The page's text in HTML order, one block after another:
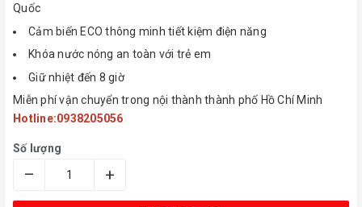
Quốc
Cảm biến ECO thông minh tiết kiệm điện năng
Khóa nước nóng an toàn với trẻ em
Giữ nhiệt đến 8 giờ
Miễn phí vận chuyển trong nội thành thành phố Hồ Chí Minh
Hotline:0938205056
Số lượng
– +